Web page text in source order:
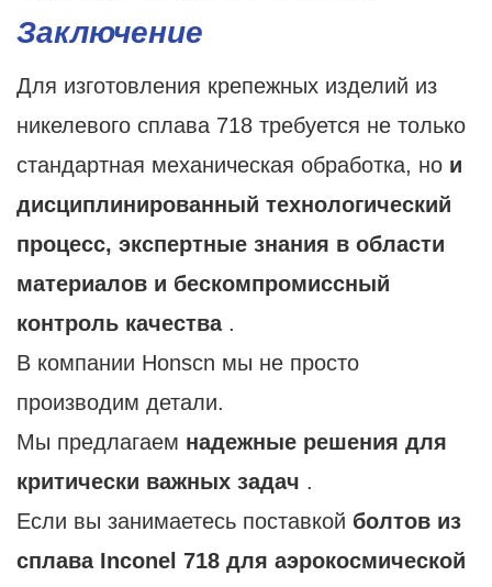
Заключение
Для изготовления крепежных изделий из
никелевого сплава 718 требуется не только
стандартная механическая обработка, но и
дисциплинированный технологический
процесс, экспертные знания в области
материалов и бескомпромиссный
контроль качества.
В компании Honscn мы не просто
производим детали.
Мы предлагаем надежные решения для
критически важных задач .
Если вы занимаетесь поставкой болтов из
сплава Inconel 718 для аэрокосмической